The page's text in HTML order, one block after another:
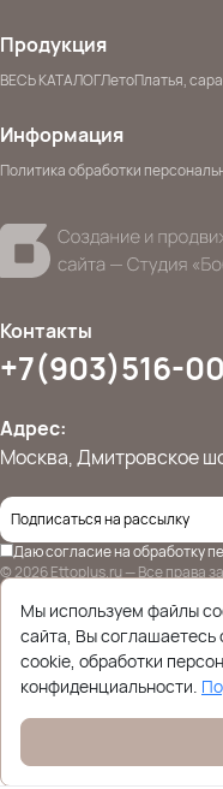
Продукция
ВЕСЬ КАТАЛОГЛетоПлатья,
Информация
Политика обработки
Контакты
+7(903)516-
Адрес:
Москва, Дмитровское
Даю согласие наобработку
© 2026 Ettoplus.ru — Все права
Мы используем файлы
сайта, Вы соглашаетесь
cookie, обработки
конфиденциальности.